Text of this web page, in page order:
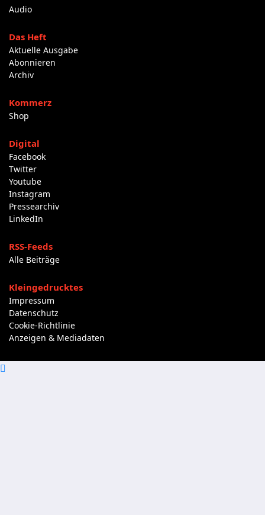
Audio
Das Heft
Aktuelle Ausgabe
Abonnieren
Archiv
Kommerz
Shop
Digital
Facebook
Twitter
Youtube
Instagram
Pressearchiv
LinkedIn
RSS-Feeds
Alle Beiträge
Kleingedrucktes
Impressum
Datenschutz
Cookie-Richtlinie
Anzeigen & Mediadaten